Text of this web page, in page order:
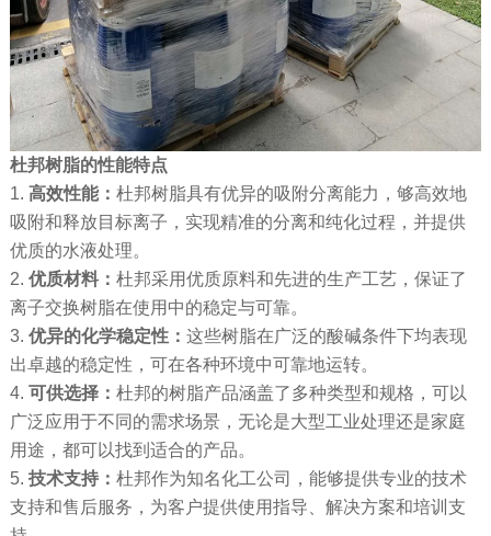
杜邦树脂的性能特点
1. 高效性能： 杜邦树脂具有优异的吸附分离能力，够高效地
吸附和释放目标离子，实现精准的分离和纯化过程，并提供
优质的水液处理。
2. 优质材料： 杜邦采用优质原料和先进的生产工艺，保证了
离子交换树脂在使用中的稳定与可靠。
3. 优异的化学稳定性： 这些树脂在广泛的酸碱条件下均表现
出卓越的稳定性，可在各种环境中可靠地运转。
4. 可供选择： 杜邦的树脂产品涵盖了多种类型和规格，可以
广泛应用于不同的需求场景，无论是大型工业处理还是家庭
用途，都可以找到适合的产品。
5. 技术支持： 杜邦作为知名化工公司，能够提供专业的技术
支持和售后服务，为客户提供使用指导、解决方案和培训支